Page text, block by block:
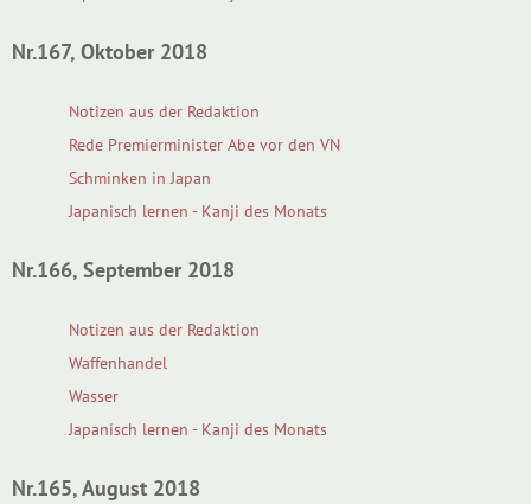
Nr.167, Oktober 2018
Notizen aus der Redaktion
Rede Premierminister Abe vor den VN
Schminken in Japan
Japanisch lernen - Kanji des Monats
Nr.166, September 2018
Notizen aus der Redaktion
Waffenhandel
Wasser
Japanisch lernen - Kanji des Monats
Nr.165, August 2018